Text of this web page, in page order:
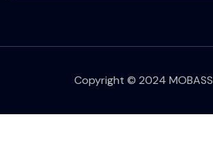
Copyright © 2024 MOBASS